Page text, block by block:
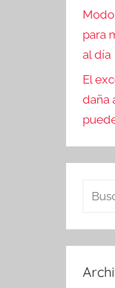
para
al día
El
daña
Buscar: